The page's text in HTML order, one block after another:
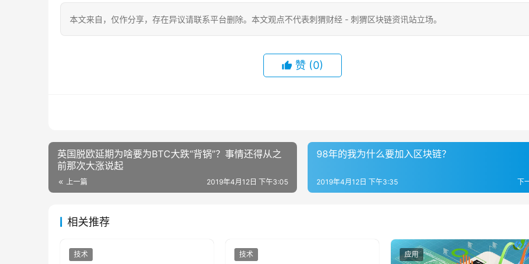
本文来自 ，仅作分享，存在异议请联系平台删除。本文观点不代表刺猬财经 - 刺猬区块链资讯站立场。
赞 (0)
英国脱欧延期为啥要为BTC大跌“背锅”？事情还得从之
前那次大涨说起
上一篇 2019年4月12日 下午3:05
98年的我为什么要加入区块链？
下
2019年4月12日 下午3:35
相关推荐
技术 技术 应用